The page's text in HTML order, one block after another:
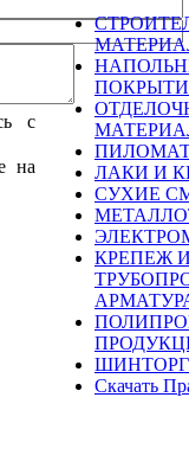
c
на
ЛАКИ И
СУХИЕ
КРЕПЕЖ
ШИНТОРГ
Скачать